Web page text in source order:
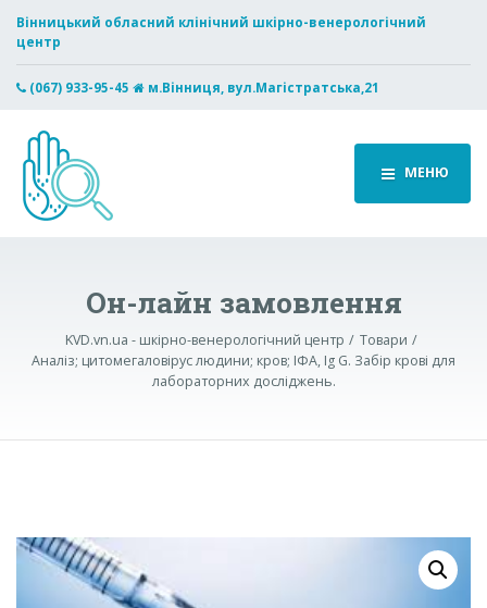
Вінницький обласний клінічний шкірно-венерологічний
центр
(067) 933-95-45 м.Вінниця, вул.Магістратська,21
МЕНЮ
Он-лайн замовлення
KVD.vn.ua - шкірно-венерологічний центр
Товари
Аналіз; цитомегаловірус людини; кров; ІФА, Ig G. Забір крові для
лабораторних досліджень.